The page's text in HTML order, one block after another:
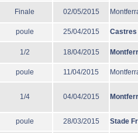
Finale 02/05/2015
poule 25/04/2015 Castres
1/2 18/04/2015
poule 11/04/2015
1/4 04/04/2015
poule 28/03/2015 Stade